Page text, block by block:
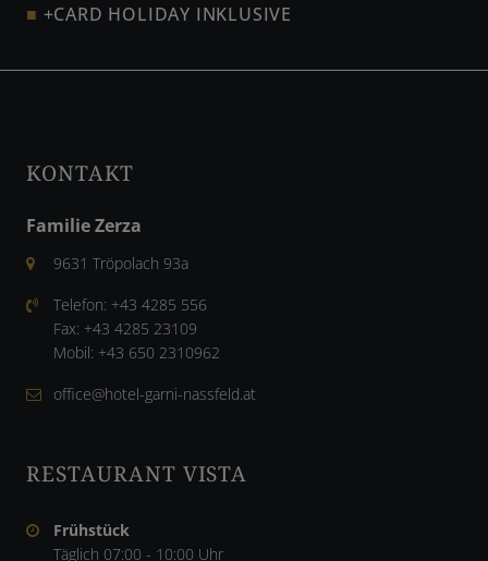
+CARD HOLIDAY INKLUSIVE
KONTAKT
Familie Zerza
9631 Tröpolach 93a
Telefon: +43 4285 556
Fax: +43 4285 23109
Mobil: +43 650 2310962
office@hotel-garni-nassfeld.at
RESTAURANT VISTA
Frühstück
Täglich 07:00 - 10:00 Uhr